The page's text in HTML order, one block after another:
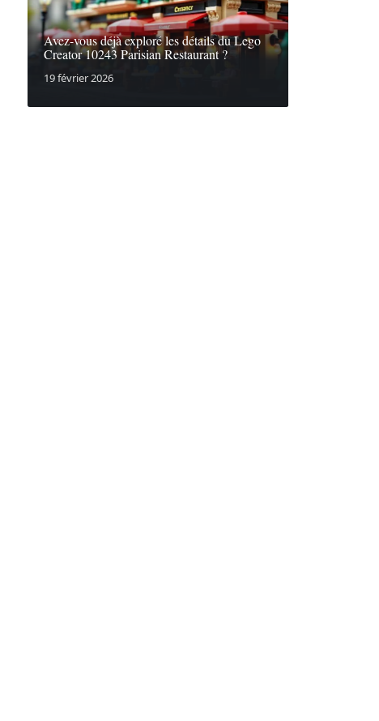
Avez-vous déjà exploré les détails du Lego
Creator 10243 Parisian Restaurant ?
19 février 2026